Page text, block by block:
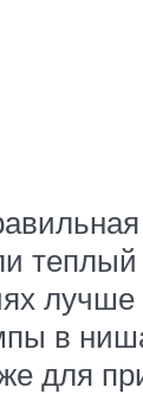
теплый
в
для